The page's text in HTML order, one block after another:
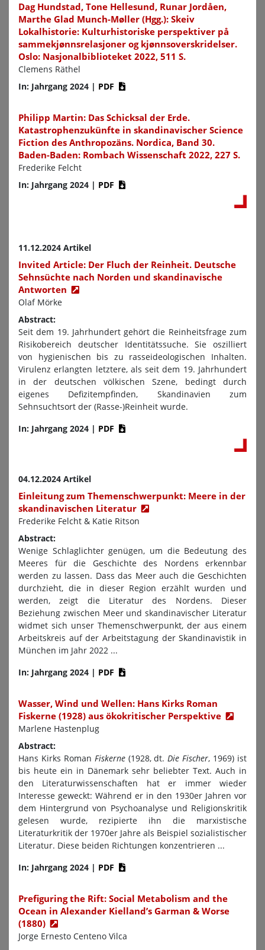
Dag Hundstad, Tone Hellesund, Runar Jordåen,
Marthe Glad Munch-Møller (Hgg.): Skeiv
Lokalhistorie: Kulturhistoriske perspektiver på
sammekjønnsrelasjoner og kjønnsoverskridelser.
Oslo: Nasjonalbiblioteket 2022, 511 S.
Clemens Räthel
In: Jahrgang 2024 | PDF
Philipp Martin: Das Schicksal der Erde.
Katastrophenzukünfte in skandinavischer Science
Fiction des Anthropozäns. Nordica, Band 30.
Baden-Baden: Rombach Wissenschaft 2022, 227 S.
Frederike Felcht
In: Jahrgang 2024 | PDF
11.12.2024 Artikel
Invited Article: Der Fluch der Reinheit. Deutsche
Sehnsüchte nach Norden und skandinavische
Antworten
Olaf Mörke
Abstract:
Seit dem 19. Jahrhundert gehört die Reinheitsfrage zum
Risikobereich deutscher Identitätssuche. Sie oszilliert
von hygienischen bis zu rasseideologischen Inhalten.
Virulenz erlangten letztere, als seit dem 19. Jahrhundert
in der deutschen völkischen Szene, bedingt durch
eigenes Defizitempfinden, Skandinavien zum
Sehnsuchtsort der (Rasse-)Reinheit wurde.
In: Jahrgang 2024 | PDF
04.12.2024 Artikel
Einleitung zum Themenschwerpunkt: Meere in der
skandinavischen Literatur
Frederike Felcht & Katie Ritson
Abstract:
Wenige Schlaglichter genügen, um die Bedeutung des
Meeres für die Geschichte des Nordens erkennbar
werden zu lassen. Dass das Meer auch die Geschichten
durchzieht, die in dieser Region erzählt wurden und
werden, zeigt die Literatur des Nordens. Dieser
Beziehung zwischen Meer und skandinavischer Literatur
widmet sich unser Themenschwerpunkt, der aus einem
Arbeitskreis auf der Arbeitstagung der Skandinavistik in
München im Jahr 2022 ...
In: Jahrgang 2024 | PDF
Wasser, Wind und Wellen: Hans Kirks Roman
Fiskerne (1928) aus ökokritischer Perspektive
Marlene Hastenplug
Abstract:
Hans Kirks Roman Fiskerne(1928, dt.Die Fischer, 1969) ist
bis heute ein in Dänemark sehr beliebter Text. Auch in
den Literaturwissenschaften hat er immer wieder
Interesse geweckt: Während er in den 1930er Jahren vor
dem Hintergrund von Psychoanalyse und Religionskritik
gelesen wurde, rezipierte ihn die marxistische
Literaturkritik der 1970er Jahre als Beispiel sozialistischer
Literatur. Diese beiden Richtungen konzentrieren ...
In: Jahrgang 2024 | PDF
Prefiguring the Rift: Social Metabolism and the
Ocean in Alexander Kielland’s Garman & Worse
(1880)
Jorge Ernesto Centeno Vilca